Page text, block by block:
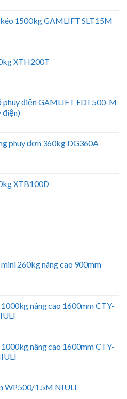
1500kg GAMLIFT SLT15M
XTH200T
phuy điện GAMLIFT EDT500-M
điện)
phuy đơn 360kg DG360A
XTB100D
260kg nâng cao 900mm
nâng cao 1600mm CTY-
nâng cao 1600mm CTY-
WP500/1.5M NIULI